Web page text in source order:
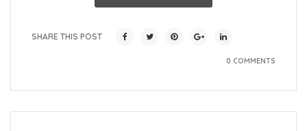
SHARE THIS POST
0 COMMENTS